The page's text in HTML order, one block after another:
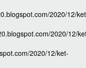
2020/12/
2020/12/
2020/12/ket-